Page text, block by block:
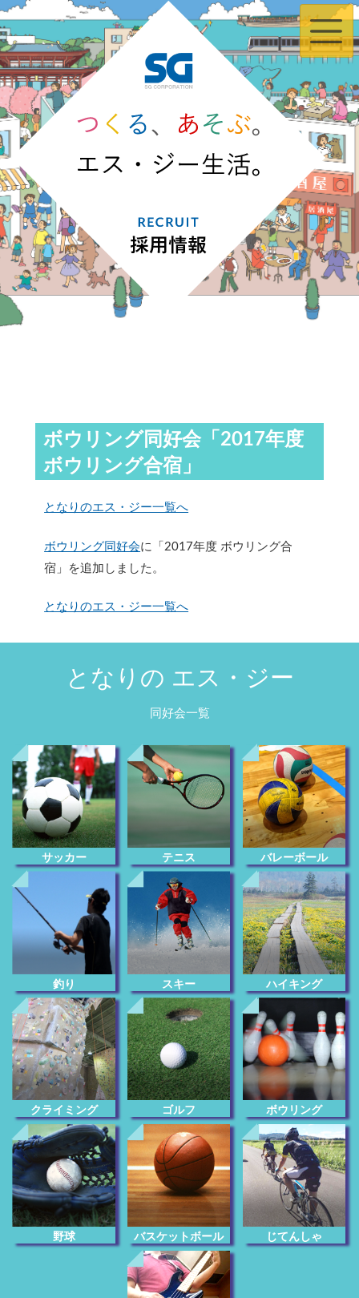
ボウリング同好会「2017年度
ボウリング合宿」
となりのエス・ジー一覧へ
ボウリング同好会に「2017年度 ボウリング合
宿」を追加しました。
となりのエス・ジー一覧へ
となりの エス・ジー
同好会一覧
サッカー テニス バレーボール
釣り スキー ハイキング
クライミング ゴルフ ボウリング
野球 バスケットボール じてんしゃ